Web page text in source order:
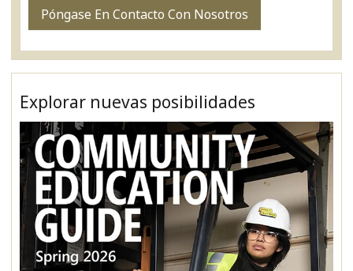
Póngase En Contacto Con Nosotros
Explorar nuevas posibilidades